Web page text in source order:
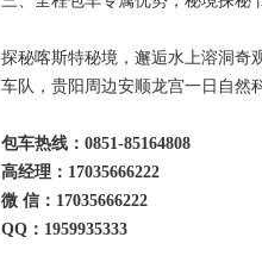
探秘喀斯特秘境，邂逅水上溶洞奇
车队，贵阳周边安顺龙宫一日自然
包车热线：0851-85164808
高经理：17035666222
微 信：17035666222
QQ：1959935333